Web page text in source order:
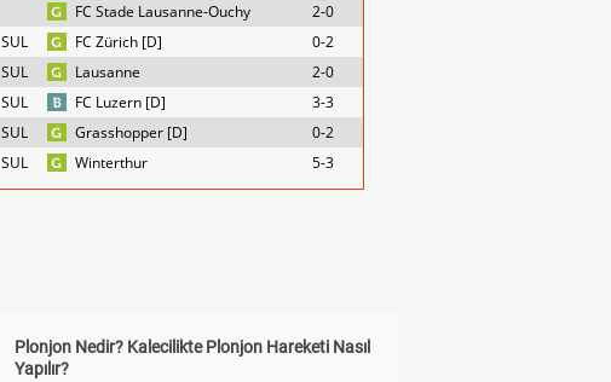
FC Stade Lausanne-Ouchy
2-0
SUL FC Zürich [D]
0-2
SUL Lausanne
2-0
SUL FC Luzern [D]
3-3
SUL Grasshopper [D]
0-2
SUL Winterthur 5-3
Plonjon Nedir? Kalecilikte Plonjon Hareketi Nasıl
Yapılır?